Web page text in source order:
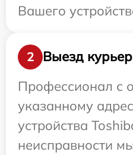
Вашего
2
Выезд
Профессионал с
указанному
устройства
неисправности